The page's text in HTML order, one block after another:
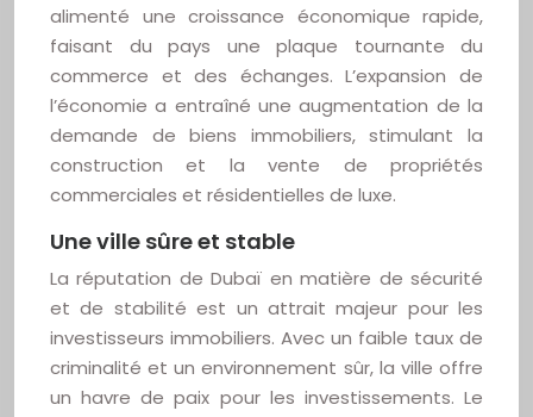
alimenté une croissance économique rapide,
faisant du pays une plaque tournante du
commerce et des échanges. L’expansion de
l’économie a entraîné une augmentation de la
demande de biens immobiliers, stimulant la
construction et la vente de propriétés
commerciales et résidentielles de luxe.
Une ville sûre et stable
La réputation de Dubaï en matière de sécurité
et de stabilité est un attrait majeur pour les
investisseurs immobiliers. Avec un faible taux de
criminalité et un environnement sûr, la ville offre
un havre de paix pour les investissements. Le